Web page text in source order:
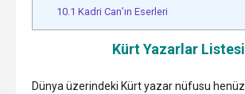
10.1 Kadri Can’ın Eserleri
Kürt Yazarlar Listesi
Dünya üzerindeki Kürt yazar nüfusu